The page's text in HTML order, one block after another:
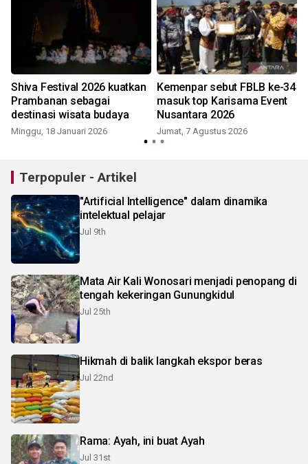
Shiva Festival 2026 kuatkan
Prambanan sebagai
destinasi wisata budaya
Minggu, 18 Januari 2026
Kemenpar sebut FBLB ke-34
masuk top Karisama Event
Nusantara 2026
Jumat, 7 Agustus 2026
Terpopuler - Artikel
"Artificial Intelligence" dalam dinamika
intelektual pelajar
Jul 9th
Mata Air Kali Wonosari menjadi penopang di
tengah kekeringan Gunungkidul
Jul 25th
Hikmah di balik langkah ekspor beras
Jul 22nd
Rama: Ayah, ini buat Ayah
Jul 31st